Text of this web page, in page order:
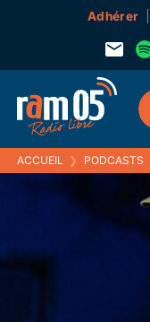
Adhérer
ACCUEIL ❯ PODCASTS